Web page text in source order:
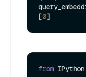
[0
from